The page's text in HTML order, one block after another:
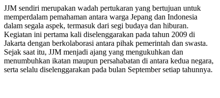
JJM sendiri merupakan wadah pertukaran yang bertujuan untuk
memperdalam pemahaman antara warga Jepang dan Indonesia
dalam segala aspek, termasuk dari segi budaya dan hiburan.
Kegiatan ini pertama kali diselenggarakan pada tahun 2009 di
Jakarta dengan berkolaborasi antara pihak pemerintah dan swasta.
Sejak saat itu, JJM menjadi ajang yang mengukuhkan dan
menumbuhkan ikatan maupun persahabatan di antara kedua negara,
serta selalu diselenggarakan pada bulan September setiap tahunnya.